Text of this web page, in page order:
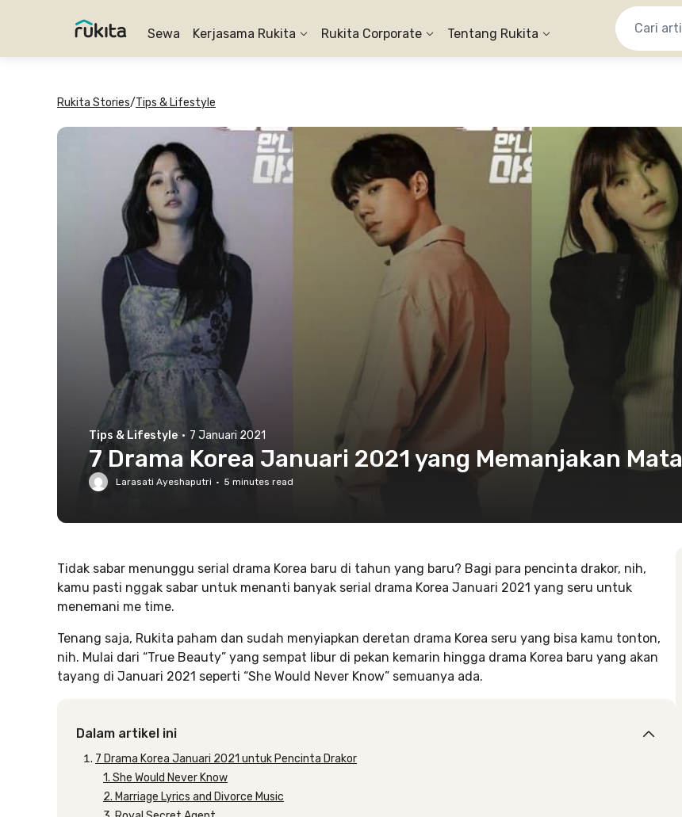
Sewa Kerjasama Rukita Rukita Corporate Tentang Rukita
Rukita Stories/Tips & Lifestyle
Tips & Lifestyle · 7 Januari 2021
7 Drama Korea Januari 2021 yang Memanjakan Mata
Larasati Ayeshaputri · 5 minutes read
Tidak sabar menunggu serial drama Korea baru di tahun yang baru? Bagi para pencinta drakor, nih,
kamu pasti nggak sabar untuk menanti banyak serial drama Korea Januari 2021 yang seru untuk
menemani me time.
Tenang saja, Rukita paham dan sudah menyiapkan deretan drama Korea seru yang bisa kamu tonton,
nih. Mulai dari “True Beauty” yang sempat libur di pekan kemarin hingga drama Korea baru yang akan
tayang di Januari 2021 seperti “She Would Never Know” semuanya ada.
Dalam artikel ini
7 Drama Korea Januari 2021 untuk Pencinta Drakor
1. She Would Never Know
2. Marriage Lyrics and Divorce Music